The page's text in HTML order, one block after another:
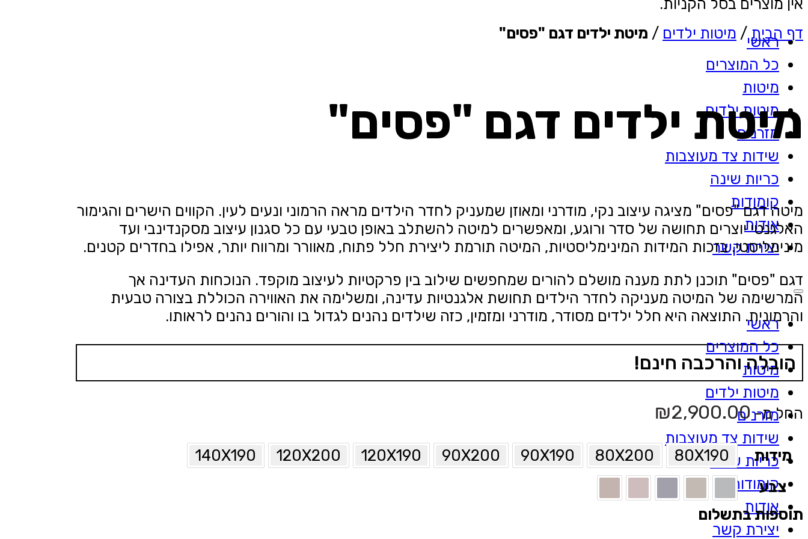
ראשי
כל המוצרים
מיטות
מיטות ילדים
מזרנים
שידות צד מעוצבות
כריות שינה
קומודות
אודות
יצירת קשר
ראשי
כל המוצרים
מיטות
מיטות ילדים
מזרנים
שידות צד מעוצבות
כריות שינה
קומודות
אודות
יצירת קשר
דף הבית/ מיטות ילדים / מיטת ילדים דגם "פסים"
מיטת ילדים דגם "פסים"
מיטה דגם "פסים" מציגה עיצוב נקי, מודרני ומאוזן שמעניק לחדר הילדים מראה הרמוני ונעים לעין. הקווים הישרים והגימור
האלגנטי יוצרים תחושה של סדר ורוגע, ומאפשרים למיטה להשתלב באופן טבעי עם כל סגנון עיצוב מסקנדינבי ועד
מינימליסטי. בזכות המידות המינימליסטיות, המיטה תורמת ליצירת חלל פתוח, מאוורר ומרווח יותר, אפילו בחדרים קטנים.
דגם "פסים" תוכנן לתת מענה מושלם להורים שמחפשים שילוב בין פרקטיות לעיצוב מוקפד. הנוכחות העדינה אך
המרשימה של המיטה מעניקה לחדר הילדים תחושת אלגנטיות עדינה, ומשלימה את האווירה הכוללת בצורה טבעית
והרמונית. התוצאה היא חלל ילדים מסודר, מודרני ומזמין, כזה שילדים נהנים לגדול בו והורים נהנים לראותו.
הובלה והרכבה חינם!
החל מ- ₪2,900.00
מידות 80X190
80X200
90X190
90X200
120X190
120X200
140X190
צבע
תוספות בתשלום